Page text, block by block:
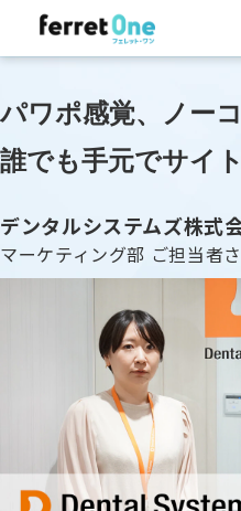
ツー
導
料
セ
お役
パワポ感覚、ノー
誰でも手元でサイ
デンタルシステムズ株式
マーケティング部 ご担当者